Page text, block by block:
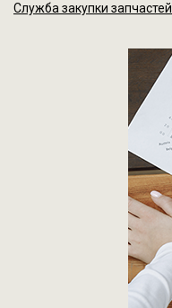
Служба закупки запчастей